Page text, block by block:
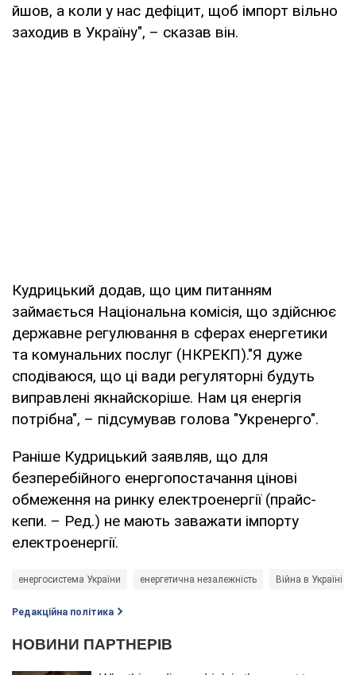
йшов, а коли у нас дефіцит, щоб імпорт вільно
заходив в Україну", – сказав він.
Кудрицький додав, що цим питанням
займається Національна комісія, що здійснює
державне регулювання в сферах енергетики
та комунальних послуг (НКРЕКП)."Я дуже
сподіваюся, що ці вади регуляторні будуть
виправлені якнайскоріше. Нам ця енергія
потрібна", – підсумував голова "Укренерго".
Раніше Кудрицький заявляв, що для
безперебійного енергопостачання цінові
обмеження на ринку електроенергії (прайс-
кепи. – Ред.) не мають заважати імпорту
електроенергії.
енергосистема України енергетична незалежність Війна в Україні
Редакційна політика